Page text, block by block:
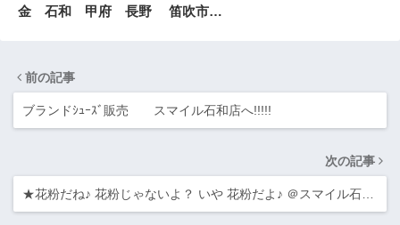
金 石和 甲府 長野 笛吹市
前の記事
ブランドｼｭｰｽﾞ販売 スマイル石和店へ!!!!!
次の記事
★花粉だね♪ 花粉じゃないよ？ いや 花粉だよ♪ ＠スマイル石…